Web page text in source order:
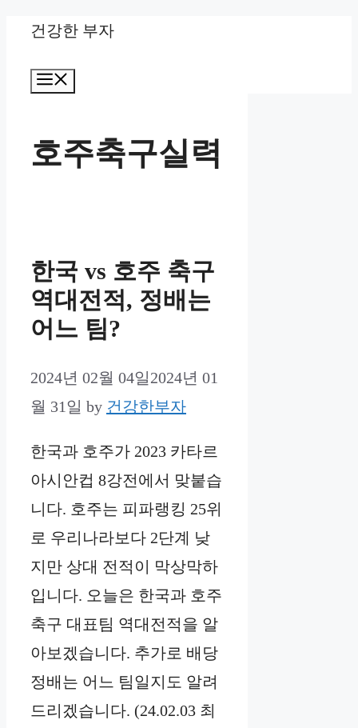
Skip
content
건강한 부자
호주축구실력
한국 vs 호주 축구
역대전적, 정배는
어느 팀?
2024년 02월 04일2024년 01
월 31일 by 건강한부자
한국과 호주가 2023 카타르
아시안컵 8강전에서 맞붙습
니다. 호주는 피파랭킹 25위
로 우리나라보다 2단계 낮
지만 상대 전적이 막상막하
입니다. 오늘은 한국과 호주
축구 대표팀 역대전적을 알
아보겠습니다. 추가로 배당
정배는 어느 팀일지도 알려
드리겠습니다. (24.02.03 최